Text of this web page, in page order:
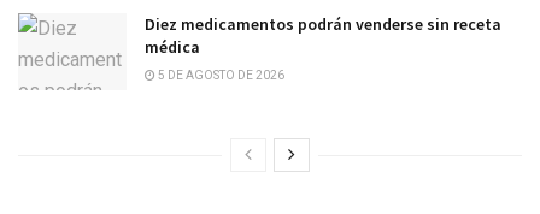
Diez medicamentos podrán venderse sin receta
médica
5 DE AGOSTO DE 2026